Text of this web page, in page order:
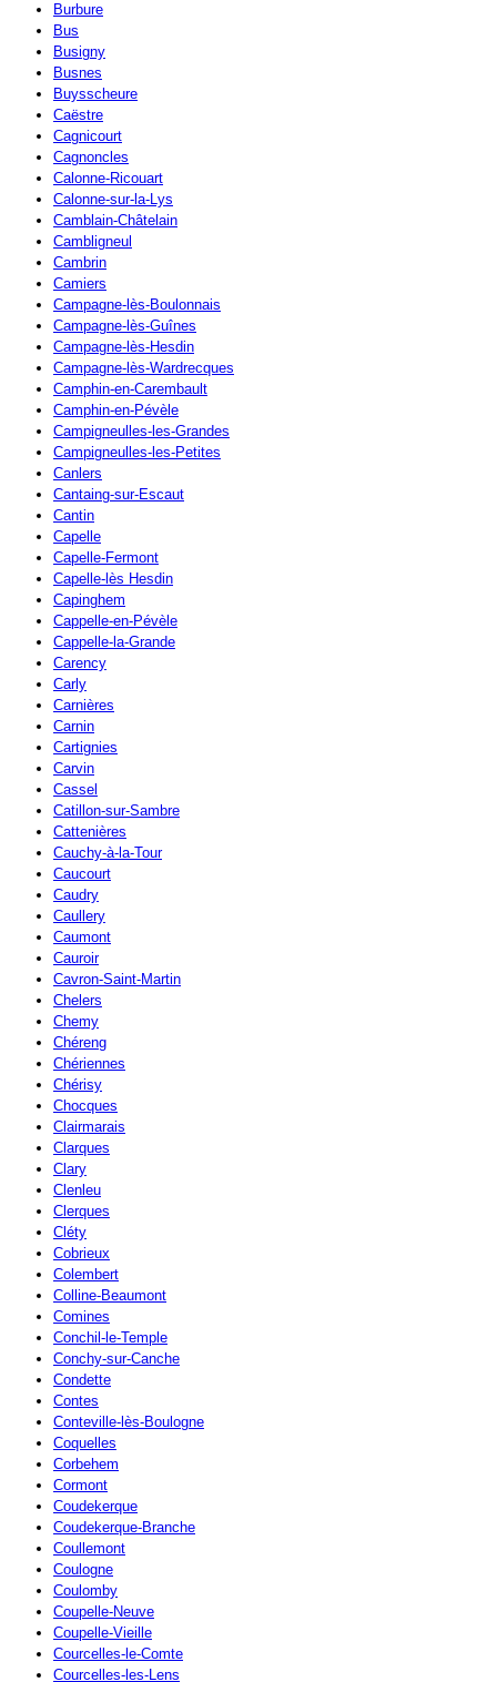
Burbure
Bus
Busigny
Busnes
Buysscheure
Caëstre
Cagnicourt
Cagnoncles
Calonne-Ricouart
Calonne-sur-la-Lys
Camblain-Châtelain
Cambligneul
Cambrin
Camiers
Campagne-lès-Boulonnais
Campagne-lès-Guînes
Campagne-lès-Hesdin
Campagne-lès-Wardrecques
Camphin-en-Carembault
Camphin-en-Pévèle
Campigneulles-les-Grandes
Campigneulles-les-Petites
Canlers
Cantaing-sur-Escaut
Cantin
Capelle
Capelle-Fermont
Capelle-lès Hesdin
Capinghem
Cappelle-en-Pévèle
Cappelle-la-Grande
Carency
Carly
Carnières
Carnin
Cartignies
Carvin
Cassel
Catillon-sur-Sambre
Cattenières
Cauchy-à-la-Tour
Caucourt
Caudry
Caullery
Caumont
Cauroir
Cavron-Saint-Martin
Chelers
Chemy
Chéreng
Chériennes
Chérisy
Chocques
Clairmarais
Clarques
Clary
Clenleu
Clerques
Cléty
Cobrieux
Colembert
Colline-Beaumont
Comines
Conchil-le-Temple
Conchy-sur-Canche
Condette
Contes
Conteville-lès-Boulogne
Coquelles
Corbehem
Cormont
Coudekerque
Coudekerque-Branche
Coullemont
Coulogne
Coulomby
Coupelle-Neuve
Coupelle-Vieille
Courcelles-le-Comte
Courcelles-les-Lens